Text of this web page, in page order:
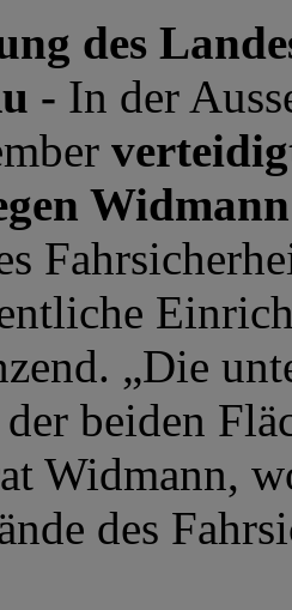
des
- In der
Widmann
„Die
beiden
Widmann,
des